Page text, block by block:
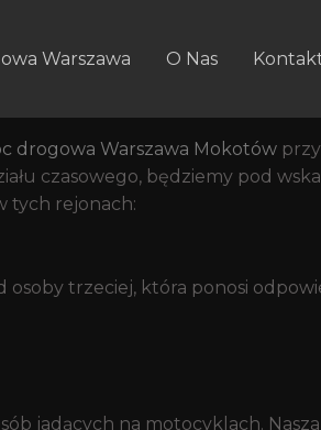
Warszawa O Nas
Dostępna
przy ulicy Bandoski
drogowa Warszawa Mokotów
czasowego, będziemy pod
tych rejonach:
trzeciej, która ponosi
jadących na motocyklach. Nasza